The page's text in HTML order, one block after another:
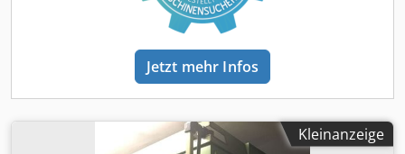
Jetzt mehr Infos
Kleinanzeige